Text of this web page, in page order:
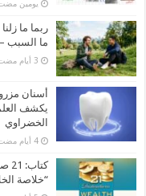
‏يومين
ربما ما
ما السبب
أسنان
يكشف
الخضراوي
‏4 أيام مضت
“خلاصة الخلاصة-3” بقلم